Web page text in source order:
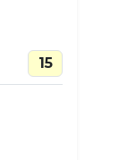
15